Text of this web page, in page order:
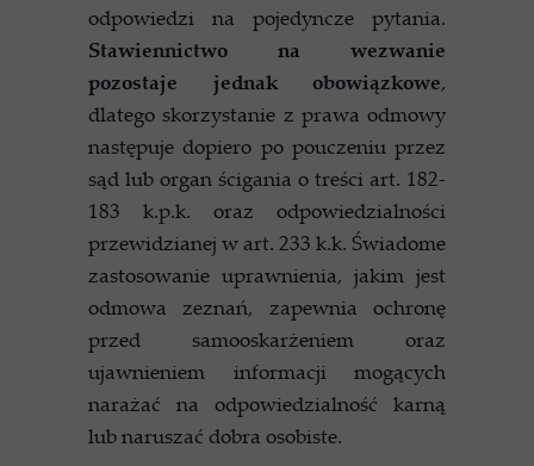
odpowiedzi na pojedyncze pytania.
Stawiennictwo na wezwanie
pozostaje jednak obowiązkowe,
dlatego skorzystanie z prawa odmowy
następuje dopiero po pouczeniu przez
sąd lub organ ścigania o treści art. 182-
183 k.p.k. oraz odpowiedzialności
przewidzianej w art. 233 k.k. Świadome
zastosowanie uprawnienia, jakim jest
odmowa zeznań, zapewnia ochronę
przed samooskarżeniem oraz
ujawnieniem informacji mogących
narażać na odpowiedzialność karną
lub naruszać dobra osobiste.